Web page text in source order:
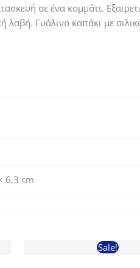
σε ένα κομμάτι.
Γυάλινο καπάκι με
6,3 cm
Sale!